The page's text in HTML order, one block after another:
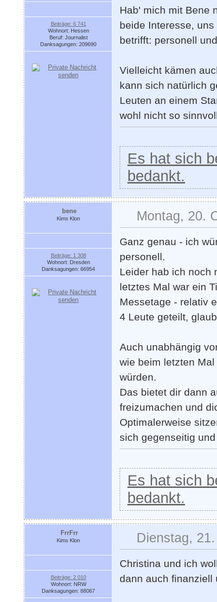
Beiträge: 6 741
Wohnort: Hessen
Beruf: Journalist
Danksagungen: 209690
Hab' mich mit Bene
beide Interesse,
betrifft: personell
Vielleicht kämen
kann sich natürlich
Leuten an einem
wohl nicht so
Es hat sich
bedankt.
bene
Kims Klon
Beiträge: 1 308
Wohnort: Dresden
Danksagungen: 66954
Montag, 20.
Ganz genau - ich
personell.
Leider hab ich noch
letztes Mal war ein
Messetage - relativ
4 Leute geteilt,
Auch unabhängig
wie beim letzten
würden.
Das bietet dir dann
freizumachen und
Optimalerweise
sich gegenseitig
Es hat sich
bedankt.
FrrFrr
Kims Klon
Beiträge: 2 010
Wohnort: NRW
Danksagungen: 88067
Dienstag,
Christina und ich
dann auch finanziell